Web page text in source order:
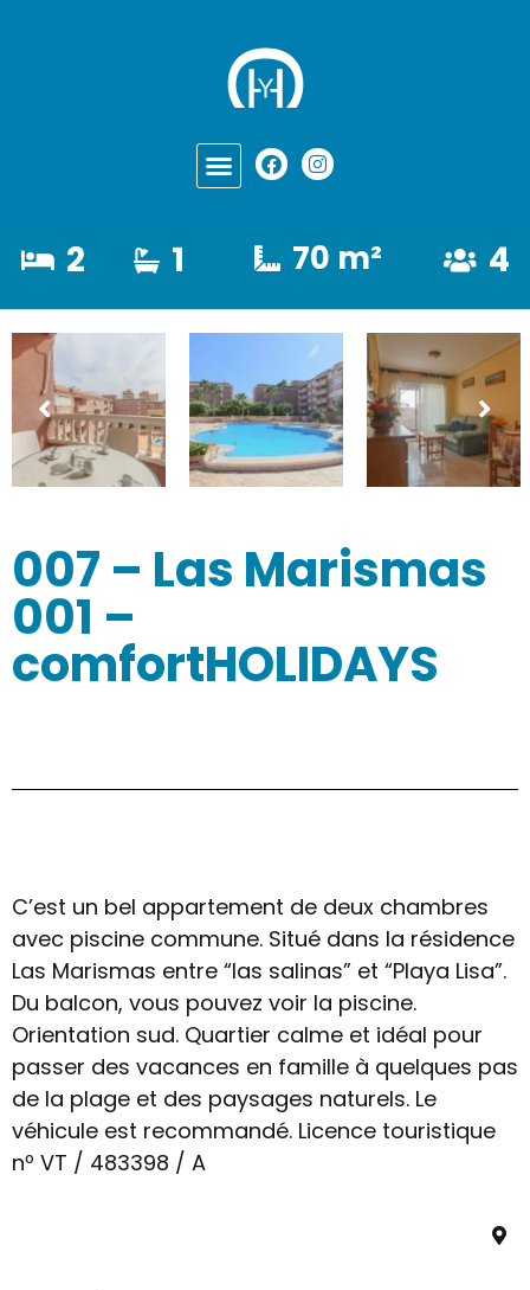
2 1 70 m² 4
007 – Las Marismas
001 –
comfortHOLIDAYS
C’est un bel appartement de deux chambres
avec piscine commune. Situé dans la résidence
Las Marismas entre “las salinas” et “Playa Lisa”.
Du balcon, vous pouvez voir la piscine.
Orientation sud. Quartier calme et idéal pour
passer des vacances en famille à quelques pas
de la plage et des paysages naturels. Le
véhicule est recommandé. Licence touristique
nº VT / 483398 / A